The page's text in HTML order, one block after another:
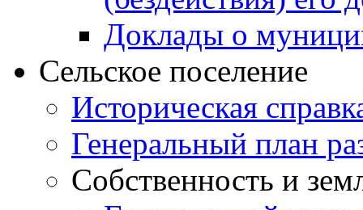
Доклады о
Сельское поселение
Историческая
Генеральный план
Собственность и